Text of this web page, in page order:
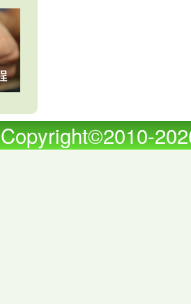
Copyright©2010-